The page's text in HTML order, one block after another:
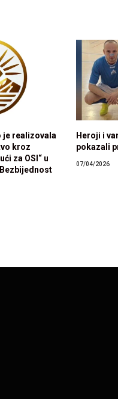
je realizovala
kroz
za OSI“ u
Heroji i
pokazali
07/04/2026